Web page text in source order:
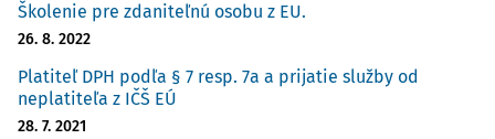
Školenie pre zdaniteľnú osobu z EU.
26. 8. 2022
Platiteľ DPH podľa § 7 resp. 7a a prijatie služby od
neplatiteľa z IČŠ EÚ
28. 7. 2021